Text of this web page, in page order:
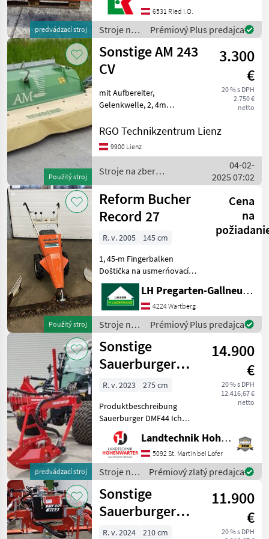
predvádzací stroj
Doppelmessermähwerk,
beide Messer mittels 3
Keilriemen, als
Überlastschutz gegen
6531 Ried I.O.
Stroje na
zber
objemových
krmív /
Sonstige
Prémiový Plus predajca
Použitý stroj
Sonstige AM 243
CV
3.300
€
20 % s DPH
2.750 €
netto
mit Aufbereiter,
Gelenkwelle, 2, 4m
objemových krmív Prstové
kosačky
RGO Technikzentrum Lienz
9900 Lienz
Stroje na zber
objemových krmív /
Sonstige
04-02-
2025 07:02
Použitý stroj
Reform Bucher
Record 27
Cena
na
R. v. 2005
145 cm
1, 45-m Fingerbalken
Doštička na usmerńovací
rad Stroje na zber
objemových krmív Prstové
a dvojnožnicové trávne
kosačky
LH Pregarten-Gallneukirchen, Pregarten
4224 Wartberg
Stroje na
zber
objemových
krmív /
Reform
Prémiový Plus predajca
predvádzací stroj
Sonstige
Sauerburger
DMF 44/2750
(15918)
14.900
€
20 % s DPH
12.416,67 €
netto
R. v. 2023
275 cm
Produktbeschreibung
Sauerburger DMF44 Ich
freue mich, Ihnen im
Maschinenzentrum St.
Martin das Sauerburger
DMF44 Doppelmesser-
Frontmähwerk ausführlich
vorzustellen
Landtechnik Hohenwarter GmbH
5092 St. Martin bei Lofer
Stroje na
zber
objemových
krmív /
Sonstige
Prémiový zlatý predajca
Sonstige
Sauerburger
DMF40 (22069)
11.900
€
20 % s DPH
R. v. 2024 210 cm